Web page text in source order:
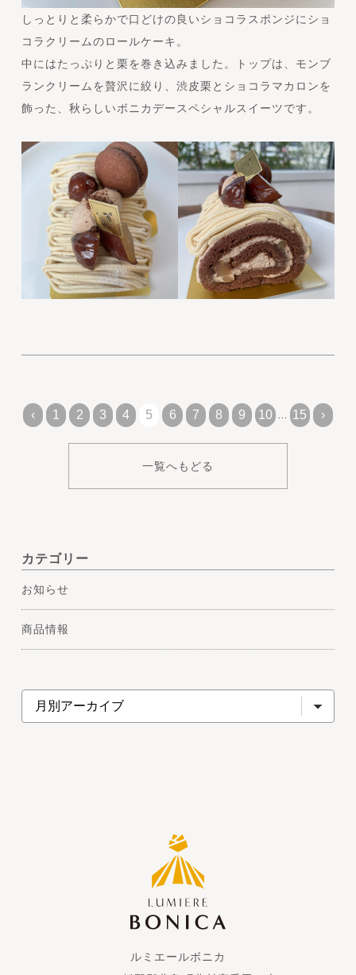
しっとりと柔らかで口どけの良いショコラスポンジにショ
コラクリームのロールケーキ。
中にはたっぷりと栗を巻き込みました。トップは、モンブ
ランクリームを贅沢に絞り、渋皮栗とショコラマカロンを
飾った、秋らしいボニカデースペシャルスイーツです。
‹ 1 2 3 4 5 6 7 8 9 10 … 15 ›
一覧へもどる
カテゴリー
お知らせ
商品情報
ルミエールボニカ